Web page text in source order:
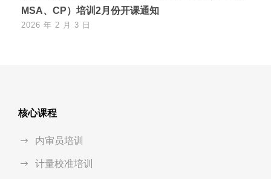
MSA、CP）培训2月份开课通知
2026 年 2 月 3 日
核心课程
内审员培训
计量校准培训